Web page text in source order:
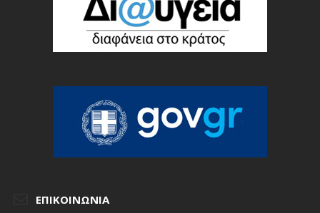
ΕΠΙΚΟΙΝΩΝΊΑ